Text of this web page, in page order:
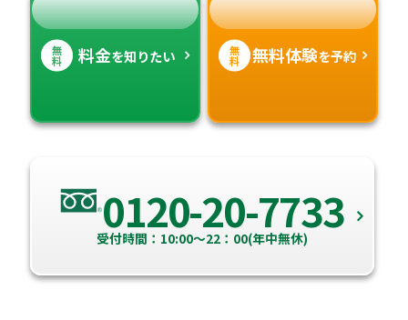
無
料 料金を知りたい 無
料 無料体験を予約
0120-20-7733
受付時間：10:00～22：00(年中無休)